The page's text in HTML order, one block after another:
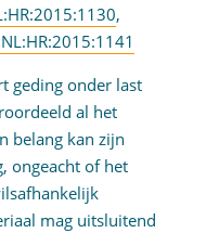
,
geding onder last
al het
belang kan zijn
ongeacht of het
mag uitsluitend